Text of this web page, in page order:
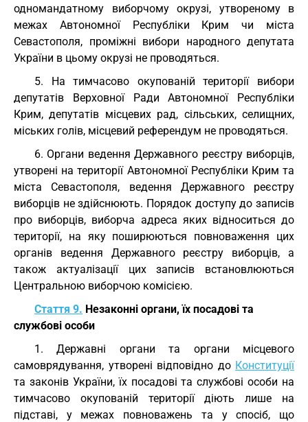
одномандатному виборчому окрузі, утвореному в
межах Автономної Республіки Крим чи міста
Севастополя, проміжні вибори народного депутата
України в цьому окрузі не проводяться.
5. На тимчасово окупованій території вибори
депутатів Верховної Ради Автономної Республіки
Крим, депутатів місцевих рад, сільських, селищних,
міських голів, місцевий референдум не проводяться.
6. Органи ведення Державного реєстру виборців,
утворені на території Автономної Республіки Крим та
міста Севастополя, ведення Державного реєстру
виборців не здійснюють. Порядок доступу до записів
про виборців, виборча адреса яких відноситься до
території, на яку поширюються повноваження цих
органів ведення Державного реєстру виборців, а
також актуалізації цих записів встановлюються
Центральною виборчою комісією.
Стаття 9. Незаконні органи, їх посадові та
службові особи
1. Державні органи та органи місцевого
самоврядування, утворені відповідно до Конституції
та законів України, їх посадові та службові особи на
тимчасово окупованій території діють лише на
підставі, у межах повноважень та у спосіб, що